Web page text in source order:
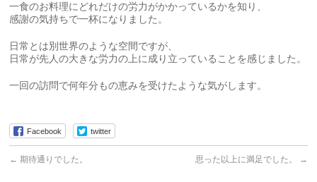
一食のお料理にどれだけの労力がかかっているかを知り、
感謝の気持ちで一杯になりました。
日常とは別世界のような空間ですが、
日常が先人の大きな労力の上に成り立っていることを感じました。
一回の訪問で何年分もの恵みを受けたような気がします。
Facebook twitter
← 期待通りでした。 思った以上に満足でした。 →